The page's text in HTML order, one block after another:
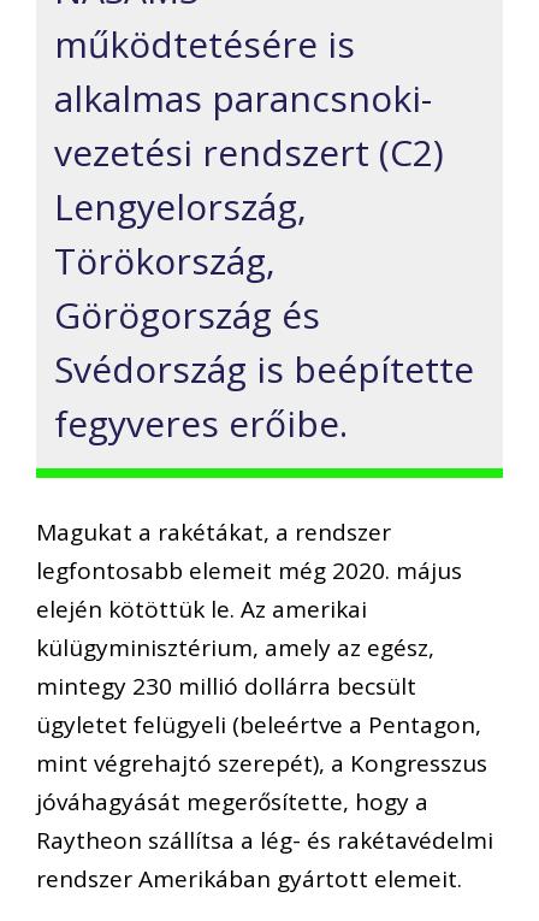
működtetésére is
alkalmas parancsnoki-
vezetési rendszert (C2)
Lengyelország,
Törökország,
Görögország és
Svédország is beépítette
fegyveres erőibe.
Magukat a rakétákat, a rendszer
legfontosabb elemeit még 2020. május
elején kötöttük le. Az amerikai
külügyminisztérium, amely az egész,
mintegy 230 millió dollárra becsült
ügyletet felügyeli (beleértve a Pentagon,
mint végrehajtó szerepét), a Kongresszus
jóváhagyását megerősítette, hogy a
Raytheon szállítsa a lég- és rakétavédelmi
rendszer Amerikában gyártott elemeit.